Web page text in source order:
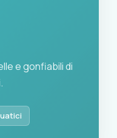
e gonfiabili di
gonfiabili di varie forme,